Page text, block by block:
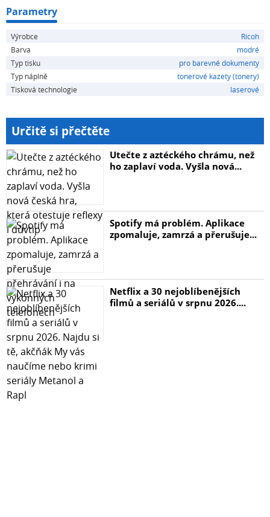
Parametry
Výrobce
Ricoh
Barva
modré
Typ tisku
pro barevné dokumenty
Typ náplně
tonerové kazety (tonery)
Tisková technologie
laserové
Určitě si přečtěte
Utečte z aztéckého chrámu, než
ho zaplaví voda. Vyšla nová...
Spotify má problém. Aplikace
zpomaluje, zamrzá a přerušuje...
Netflix a 30 nejoblíbenějších
filmů a seriálů v srpnu 2026....